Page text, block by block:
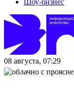
Шоу-бизнес
08 августа, 07:29